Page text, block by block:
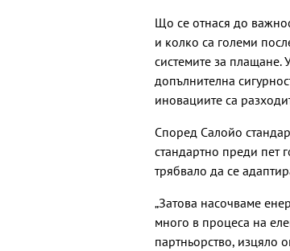
Що се отнася до
и колко са големи
системите за плащане.
допълнителна
иновациите са
Според Салойо
стандартно преди пет
трябвало да се
„Затова насочваме
много в процеса на
партньорство, изцяло